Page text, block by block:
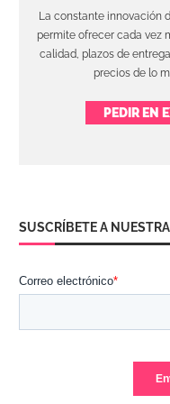
La constante innovación
permite ofrecer cada vez
calidad, plazos de
precios de lo
PEDIR EN
SUSCRÍBETE A